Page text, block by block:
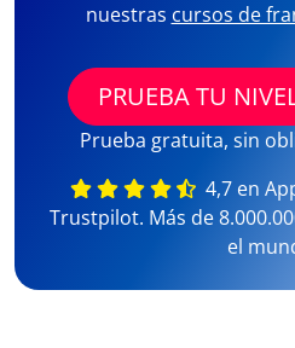
nuestras cursos de
PRUEBA TU
Prueba gratuita, sin
4,7 en
Trustpilot. Más de
el